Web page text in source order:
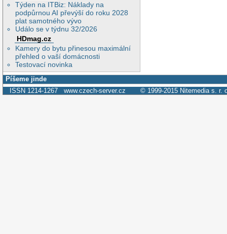
Týden na ITBiz: Náklady na
podpůrnou AI převýší do roku 2028
plat samotného vývo
Událo se v týdnu 32/2026
HDmag.cz
Kamery do bytu přinesou maximální
přehled o vaší domácnosti
Testovací novinka
Píšeme jinde
ISSN 1214-1267 www.czech-server.cz © 1999-2015 Nitemedia s. r.